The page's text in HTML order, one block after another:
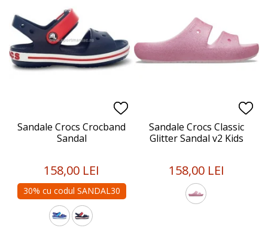
Sandale Crocs Crocband
Sandal
158,00 LEI
30% cu codul SANDAL30
Sandale Crocs Classic
Glitter Sandal v2 Kids
158,00 LEI